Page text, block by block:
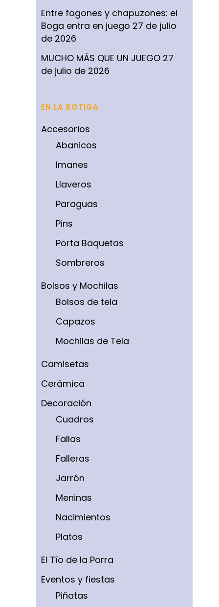
Entre fogones y chapuzones: el
Boga entra en juego 27 de julio
de 2026
MUCHO MÁS QUE UN JUEGO 27
de julio de 2026
EN LA BOTIGA
Accesorios
Abanicos
Imanes
Llaveros
Paraguas
Pins
Porta Baquetas
Sombreros
Bolsos y Mochilas
Bolsos de tela
Capazos
Mochilas de Tela
Camisetas
Cerámica
Decoración
Cuadros
Fallas
Falleras
Jarrón
Meninas
Nacimientos
Platos
El Tío de la Porra
Eventos y fiestas
Piñatas